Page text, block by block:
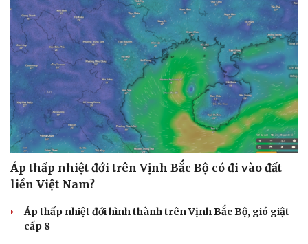
Áp thấp nhiệt đới trên Vịnh Bắc Bộ có đi vào đất
liền Việt Nam?
Áp thấp nhiệt đới hình thành trên Vịnh Bắc Bộ, gió giật
cấp 8